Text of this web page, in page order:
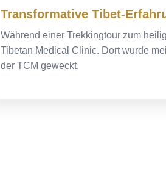
Transformative Tibet-
Während einer Trekkingtour zum
Tibetan Medical Clinic. Dort wurde
der TCM geweckt.